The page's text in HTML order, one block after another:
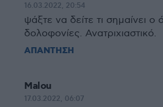
16.03.2022, 20:54
ψάξτε να δείτε τι σημαίνει ο
δολοφονίες. Ανατριχιαστικό.
ΑΠΑΝΤΗΣΗ
Malou
17.03.2022, 06:07